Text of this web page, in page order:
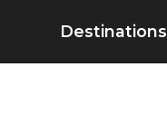
Destinations